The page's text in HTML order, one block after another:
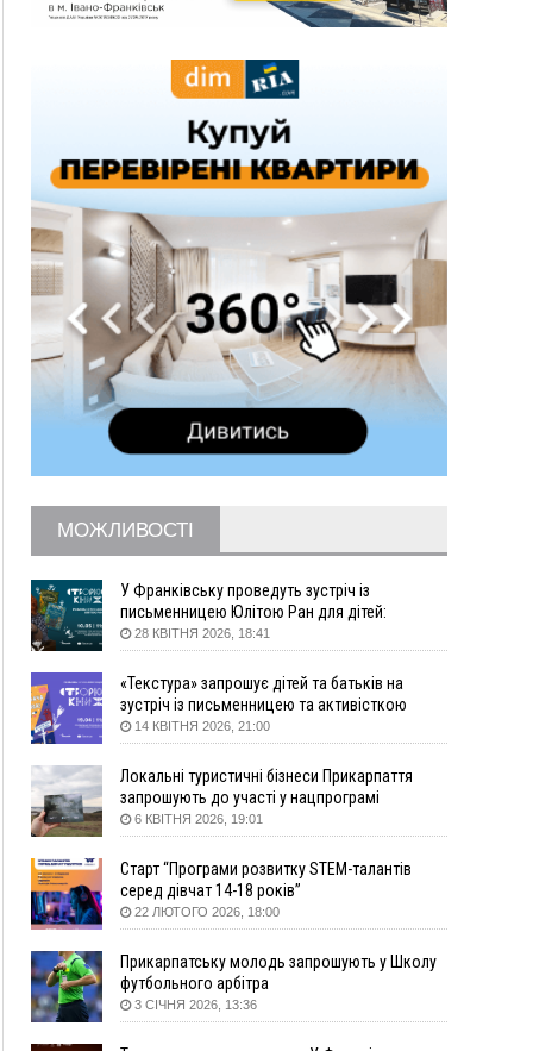
обстеження
приготування до нового руху
У Франківську зафіксували найбільшу спеку за
всю історію спостережень
Лікування наркоманії Київ: чому важливо
розпочати терапію якомога раніше
12:00
Франківця, який у Косові викрав за магазину
понад 640 тисяч гривень у валюті, засудили до
5 років
11:50
Податкова передасть в Міноборони для
"Оберегу" дані про чоловіків 18–60 років
Водійка, яку на Сухомлинського побив інший
керманич, відмовилася від обвинувачення —
справу закрили
У Франківську, Коломиї, Долині та Яремче 6
серпня зафіксували рекордну спеку
09:22
АМКУ розпочав справу проти Гвіздецької
податку
08:54
Синоптики попереджають про значний дощ на
Прикарпатті до кінця п'ятниці
08:45
Нафтогазову площу на межі Прикарпаття та
Львівщини повторно виставили на аукціон за
830 млн
06 Серпня
18:46 ФОТО У Польщі невідомі скоїли наругу над
могилою УПА
кораблі берегової охорони фсб у Керчі
17:17
ВІДЕО
Скарби Музею писанкового розпису
побачать далеко за межами Коломиї
16:42
Поблизу Франківська п'яний на Chevrolet
втікав від поліції
16:27
На Прикарпатті триває декларування
МОЖЛИВОСТІ
У Франківську проведуть зустріч із
письменницею Юлітою Ран для дітей:
говоритимуть про серію книг про Мавку
28 КВІТНЯ 2026, 18:41
«Текстура» запрошує дітей та батьків на
зустріч із письменницею та активісткою
Анною Повх
14 КВІТНЯ 2026, 21:00
Локальні туристичні бізнеси Прикарпаття
запрошують до участі у нацпрограмі
«Подорож до себе»
6 КВІТНЯ 2026, 19:01
Старт “Програми розвитку STEM-талантів
серед дівчат 14-18 років”
22 ЛЮТОГО 2026, 18:00
Прикарпатську молодь запрошують у Школу
футбольного арбітра
3 СІЧНЯ 2026, 13:36